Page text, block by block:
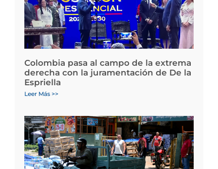
Colombia pasa al campo de la extrema
derecha con la juramentación de De la
Espriella
Leer Más >>